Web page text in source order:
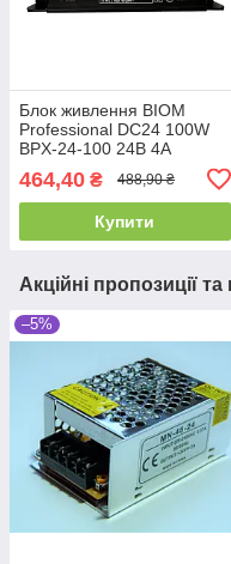
Блок живлення BIOM
Professional DC24 100W
BPX-24-100 24В 4А
464,40 ₴ 488,90 ₴
Купити
Акційні пропозиції
–5%